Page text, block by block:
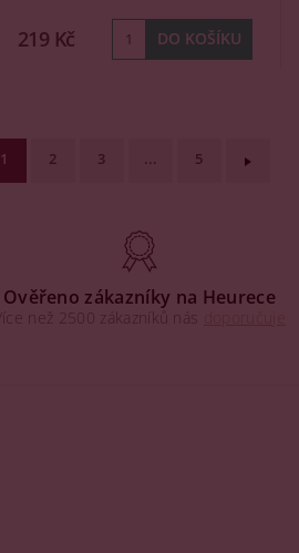
219 Kč
1 2 3 ... 5
Ověřeno zákazníky na Heurece
Více než 2500 zákazníků nás